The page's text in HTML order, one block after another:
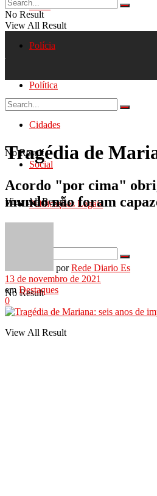
Geral
Polícia
Política
Cidades
Social
Publicações Legais
No Result
View All Result
No Result
View All Result
No Result
View All Result
Tragédia de
Acordo "por cima"
mundo não foram
por Rede Diario Es
13 de novembro de 2021
em Destaques
0